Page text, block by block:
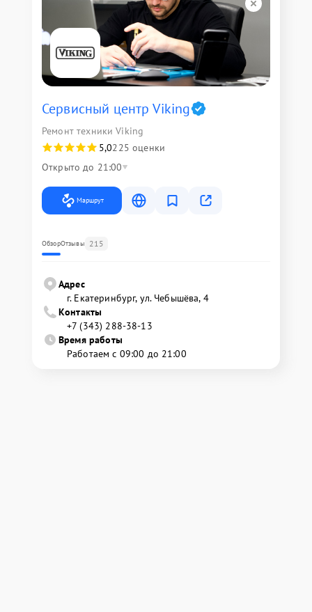
Сервисный центр Viking
Ремонт техники Viking
5,0225 оценки
Открыто до 21:00
Маршрут
ОбзорОтзывы 215
Адрес
г. Екатеринбург, ул. Чебышёва, 4
Контакты
+7 (343) 288-38-13
Время работы
Работаем с 09:00 до 21:00